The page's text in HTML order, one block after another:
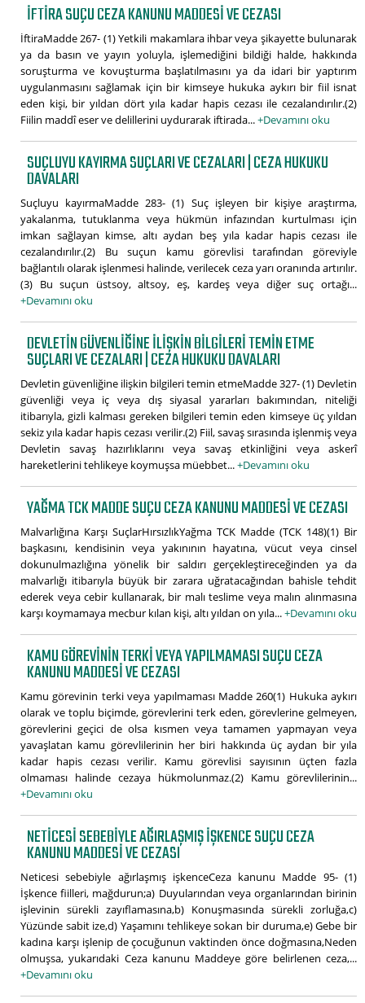
İFTIRA SUÇU CEZA KANUNU MADDESI VE CEZASI
İftiraMadde 267- (1) Yetkili makamlara ihbar veya şikayette bulunarak
ya da basın ve yayın yoluyla, işlemediğini bildiği halde, hakkında
soruşturma ve kovuşturma başlatılmasını ya da idari bir yaptırım
uygulanmasını sağlamak için bir kimseye hukuka aykırı bir fiil isnat
eden kişi, bir yıldan dört yıla kadar hapis cezası ile cezalandırılır.(2)
Fiilin maddî eser ve delillerini uydurarak iftirada...+Devamını oku
SUÇLUYU KAYIRMA SUÇLARI VE CEZALARI | CEZA HUKUKU
DAVALARI
Suçluyu kayırmaMadde 283- (1) Suç işleyen bir kişiye araştırma,
yakalanma, tutuklanma veya hükmün infazından kurtulması için
imkan sağlayan kimse, altı aydan beş yıla kadar hapis cezası ile
cezalandırılır.(2) Bu suçun kamu görevlisi tarafından göreviyle
bağlantılı olarak işlenmesi halinde, verilecek ceza yarı oranında artırılır.
(3) Bu suçun üstsoy, altsoy, eş, kardeş veya diğer suç ortağı...
+Devamını oku
DEVLETIN GÜVENLIĞINE ILIŞKIN BILGILERI TEMIN ETME
SUÇLARI VE CEZALARI | CEZA HUKUKU DAVALARI
Devletin güvenliğine ilişkin bilgileri temin etmeMadde 327- (1) Devletin
güvenliği veya iç veya dış siyasal yararları bakımından, niteliği
itibarıyla, gizli kalması gereken bilgileri temin eden kimseye üç yıldan
sekiz yıla kadar hapis cezası verilir.(2) Fiil, savaş sırasında işlenmiş veya
Devletin savaş hazırlıklarını veya savaş etkinliğini veya askerî
hareketlerini tehlikeye koymuşsa müebbet...+Devamını oku
YAĞMA TCK MADDE SUÇU CEZA KANUNU MADDESI VE CEZASI
Malvarlığına Karşı SuçlarHırsızlıkYağma TCK Madde (TCK 148)(1) Bir
başkasını, kendisinin veya yakınının hayatına, vücut veya cinsel
dokunulmazlığına yönelik bir saldırı gerçekleştireceğinden ya da
malvarlığı itibarıyla büyük bir zarara uğratacağından bahisle tehdit
ederek veya cebir kullanarak, bir malı teslime veya malın alınmasına
karşı koymamaya mecbur kılan kişi, altı yıldan on yıla...+Devamını oku
KAMU GÖREVININ TERKI VEYA YAPILMAMASI SUÇU CEZA
KANUNU MADDESI VE CEZASI
Kamu görevinin terki veya yapılmaması Madde 260(1) Hukuka aykırı
olarak ve toplu biçimde, görevlerini terk eden, görevlerine gelmeyen,
görevlerini geçici de olsa kısmen veya tamamen yapmayan veya
yavaşlatan kamu görevlilerinin her biri hakkında üç aydan bir yıla
kadar hapis cezası verilir. Kamu görevlisi sayısının üçten fazla
olmaması halinde cezaya hükmolunmaz.(2) Kamu görevlilerinin...
+Devamını oku
NETICESI SEBEBIYLE AĞIRLAŞMIŞ IŞKENCE SUÇU CEZA
KANUNU MADDESI VE CEZASI
Neticesi sebebiyle ağırlaşmış işkenceCeza kanunu Madde 95- (1)
İşkence fiilleri, mağdurun;a) Duyularından veya organlarından birinin
işlevinin sürekli zayıflamasına,b) Konuşmasında sürekli zorluğa,c)
Yüzünde sabit ize,d) Yaşamını tehlikeye sokan bir duruma,e) Gebe bir
kadına karşı işlenip de çocuğunun vaktinden önce doğmasına,Neden
olmuşsa, yukarıdaki Ceza kanunu Maddeye göre belirlenen ceza,...
+Devamını oku